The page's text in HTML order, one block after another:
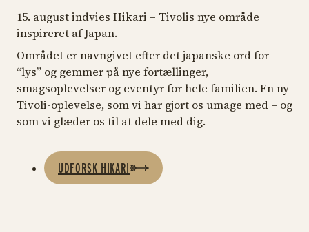
15. august indvies Hikari – Tivolis nye område
inspireret af Japan.
Området er navngivet efter det japanske ord for
“lys” og gemmer på nye fortællinger,
smagsoplevelser og eventyr for hele familien. En ny
Tivoli-oplevelse, som vi har gjort os umage med – og
som vi glæder os til at dele med dig.
UDFORSK HIKARI